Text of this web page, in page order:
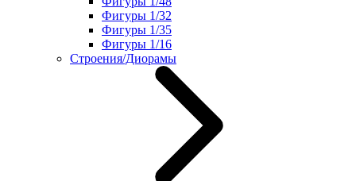
Фигуры 1/32
Фигуры 1/35
Фигуры 1/16
Строения/Диорамы